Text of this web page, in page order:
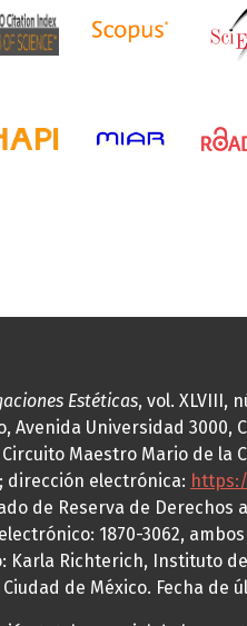
Estéticas, vol. XLVIII,
Avenida Universidad 3000,
Maestro Mario de la
; dirección electrónica:
de Reserva de Derechos
1870-3062,
Karla Richterich, Instituto
Ciudad de México. Fecha